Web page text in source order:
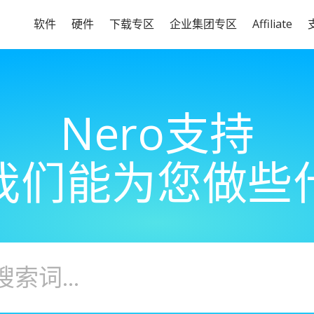
软件 硬件 下载专区 企业集团专区 Affiliate
Nero支持
们能为您做些